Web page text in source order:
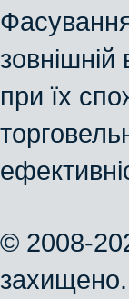
при їх
© 2008-